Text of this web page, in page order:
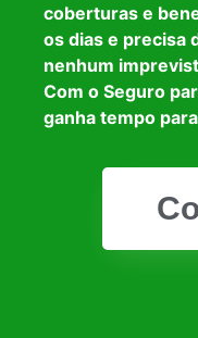
coberturas e
os dias e precisa
nenhum
Com o Seguro
ganha tempo